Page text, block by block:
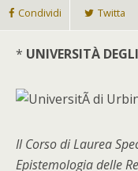
Condividi Twitta
* UNIVERSITÀ
Il Corso di Laurea
Epistemologia delle